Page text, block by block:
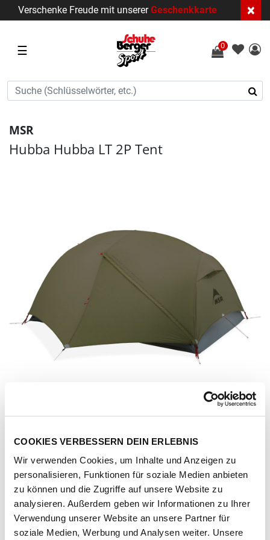
COOKIES VERBESSERN DEIN ERLEBNIS
Wir verwenden Cookies, um Inhalte und Anzeigen zu
personalisieren, Funktionen für soziale Medien anbieten
zu können und die Zugriffe auf unsere Website zu
analysieren. Außerdem geben wir Informationen zu Ihrer
Verwendung unserer Website an unsere Partner für
soziale Medien, Werbung und Analysen weiter. Unsere
Verschenke Freude mit unsererGeschenkkarte ×
☰ 0
MSR
Hubba Hubba LT 2P Tent
Artikel-Nr.208896-1081-1001